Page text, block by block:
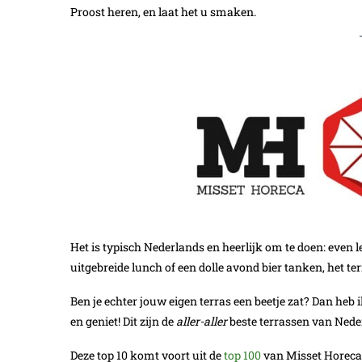
Proost heren, en laat het u smaken.
Het is typisch Nederlands en heerlijk om te doen: even
uitgebreide lunch of een dolle avond bier tanken, het
Ben je echter jouw eigen terras een beetje zat? Dan
en geniet! Dit zijn de aller-allerbeste terrassen van
Deze top 10 komt voort uit detop 100van Misset